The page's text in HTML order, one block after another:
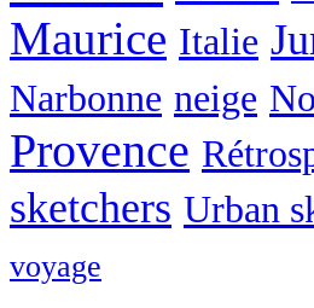
Maurice Italie
Narbonne neige
Provence
sketchers Urban
voyage